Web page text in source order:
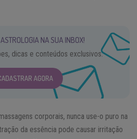
NA SUA INBOX!
dicas e conteúdos exclusivos.
AGORA
corporais, nunca use-o puro na
da essência pode causar irritação